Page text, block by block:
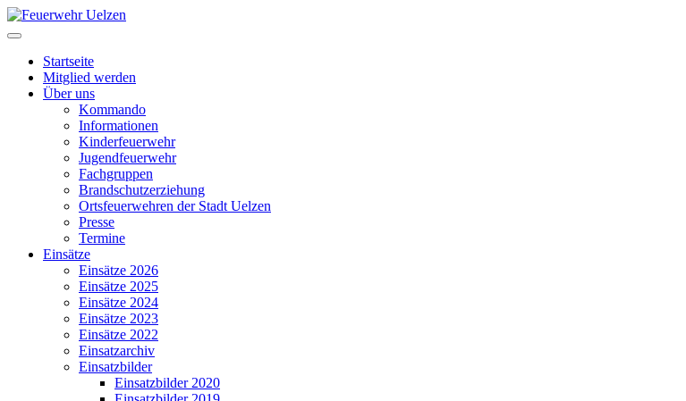
Startseite
Mitglied werden
Über uns
Kommando
Informationen
Kinderfeuerwehr
Jugendfeuerwehr
Fachgruppen
Brandschutzerziehung
Ortsfeuerwehren der Stadt Uelzen
Presse
Termine
Einsätze
Einsätze 2026
Einsätze 2025
Einsätze 2024
Einsätze 2023
Einsätze 2022
Einsatzarchiv
Einsatzbilder
Einsatzbilder 2020